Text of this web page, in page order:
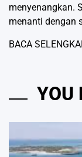
menyenangkan.
menanti dengan
BACA
YOU